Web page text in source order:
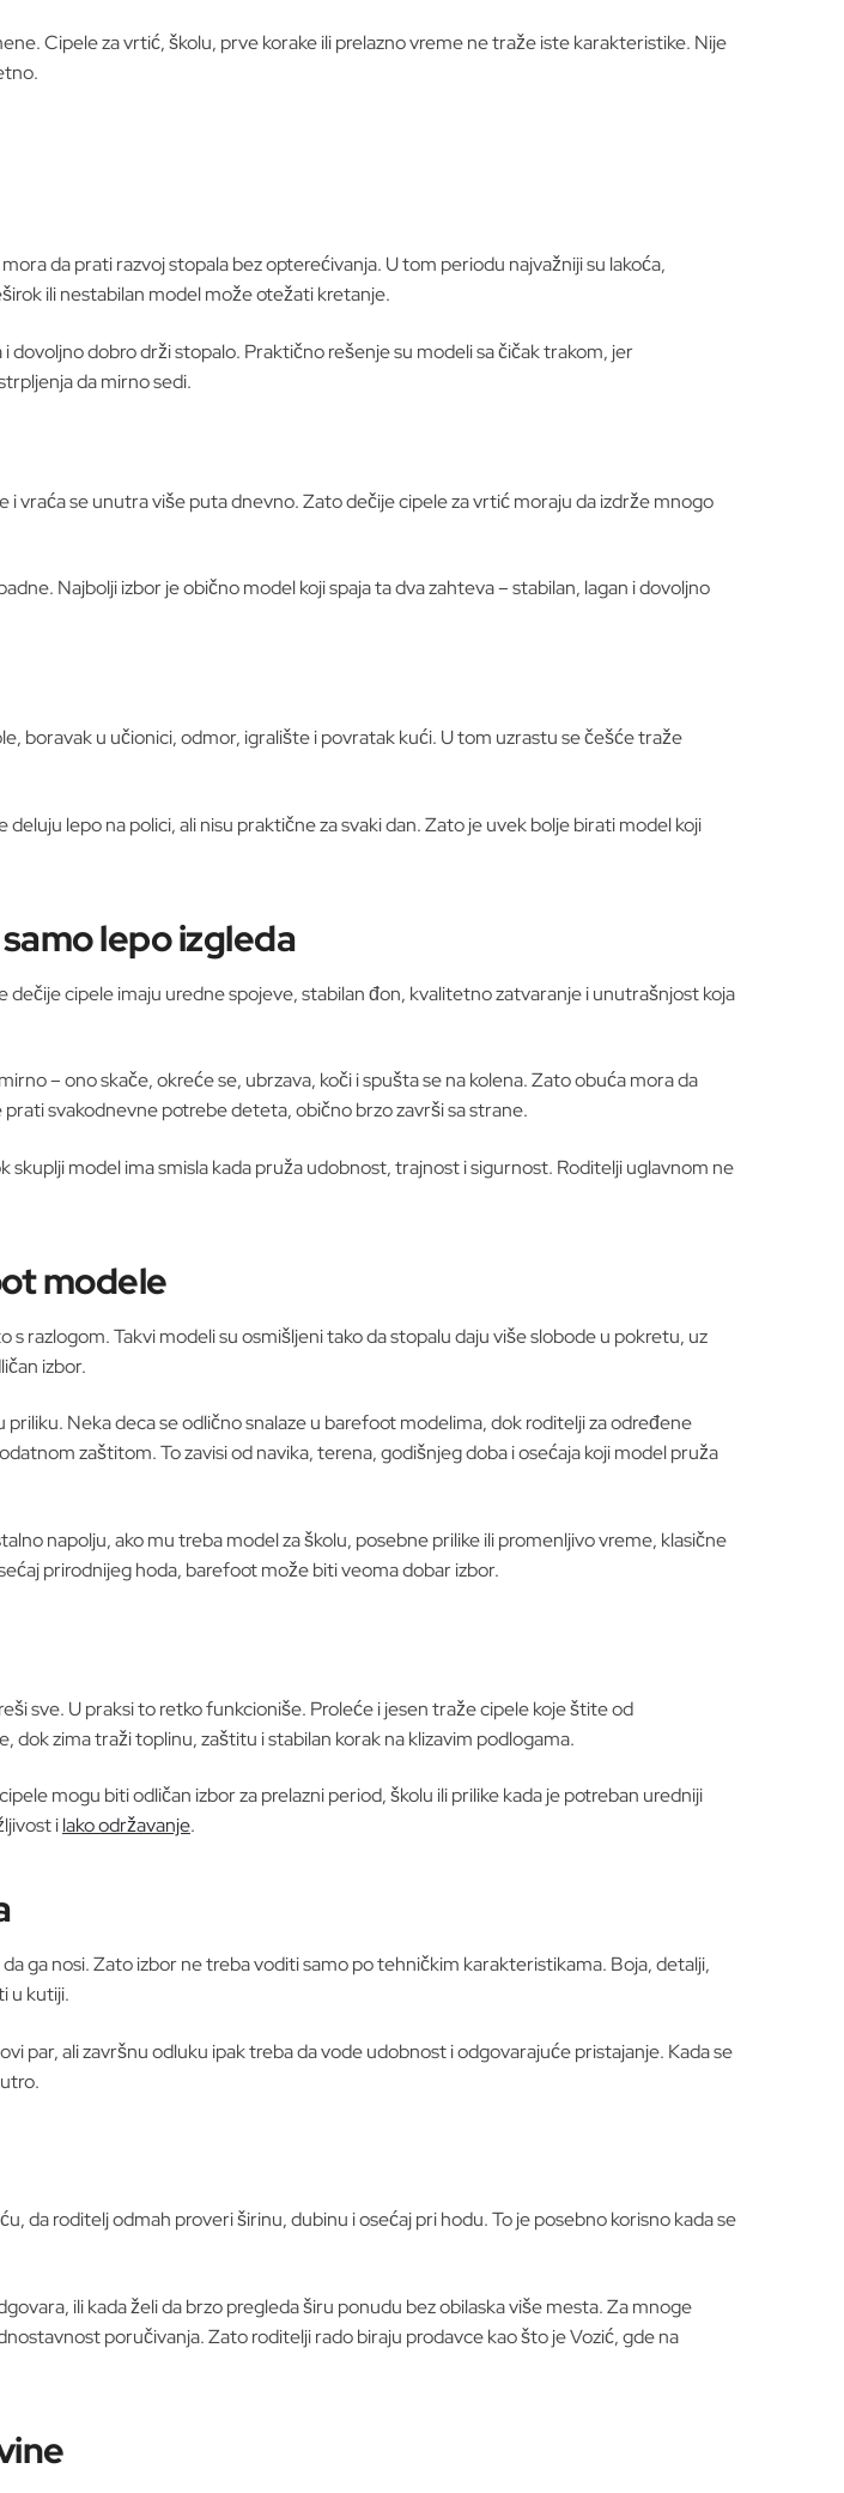
Cipele za vrtić, školu, prve korake ili prelazno vreme ne traže iste karakteristike. Nije
da prati razvoj stopala bez opterećivanja. U tom periodu najvažniji su lakoća,
ili nestabilan model može otežati kretanje.
dovoljno dobro drži stopalo. Praktično rešenje su modeli sa čičak trakom, jer
da mirno sedi.
vraća se unutra više puta dnevno. Zato dečije cipele za vrtić moraju da izdrže mnogo
Najbolji izbor je obično model koji spaja ta dva zahteva – stabilan, lagan i dovoljno
boravak u učionici, odmor, igralište i povratak kući. U tom uzrastu se češće traže
lepo na polici, ali nisu praktične za svaki dan. Zato je uvek bolje birati model koji
lepo izgleda
cipele imaju uredne spojeve, stabilan đon, kvalitetno zatvaranje i unutrašnjost koja
– ono skače, okreće se, ubrzava, koči i spušta se na kolena. Zato obuća mora da
svakodnevne potrebe deteta, obično brzo završi sa strane.
model ima smisla kada pruža udobnost, trajnost i sigurnost. Roditelji uglavnom ne
modele
s razlogom. Takvi modeli su osmišljeni tako da stopalu daju više slobode u pokretu, uz
izbor.
Neka deca se odlično snalaze u barefoot modelima, dok roditelji za određene
zaštitom. To zavisi od navika, terena, godišnjeg doba i osećaja koji model pruža
napolju, ako mu treba model za školu, posebne prilike ili promenljivo vreme, klasične
prirodnijeg hoda, barefoot može biti veoma dobar izbor.
sve. U praksi to retko funkcioniše. Proleće i jesen traže cipele koje štite od
zima traži toplinu, zaštitu i stabilan korak na klizavim podlogama.
mogu biti odličan izbor za prelazni period, školu ili prilike kada je potreban uredniji
ilako održavanje.
ga nosi. Zato izbor ne treba voditi samo po tehničkim karakteristikama. Boja, detalji,
u kutiji.
par, ali završnu odluku ipak treba da vode udobnost i odgovarajuće pristajanje. Kada se
da roditelj odmah proveri širinu, dubinu i osećaj pri hodu. To je posebno korisno kada se
ili kada želi da brzo pregleda širu ponudu bez obilaska više mesta. Za mnoge
poručivanja. Zato roditelji rado biraju prodavce kao što je Vozić, gde na